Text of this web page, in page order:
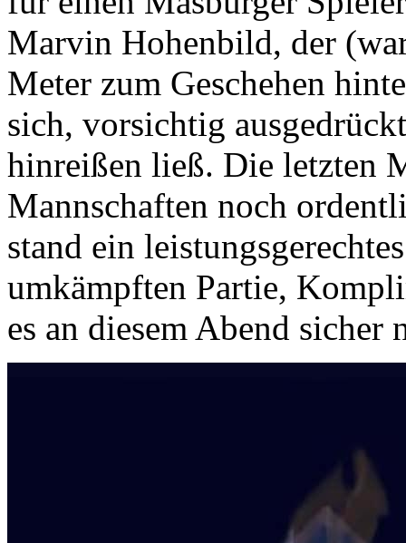
Marvin Hohenbild, der
Meter zum Geschehen
sich, vorsichtig
hinreißen ließ. Die letzten
Mannschaften noch
stand ein
umkämpften Partie,
es an diesem Abend sicher